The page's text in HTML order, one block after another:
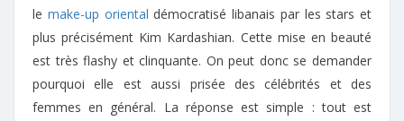
le make-up oriental démocratisé libanais par les stars et
plus précisément Kim Kardashian. Cette mise en beauté
est très flashy et clinquante. On peut donc se demander
pourquoi elle est aussi prisée des célébrités et des
femmes en général. La réponse est simple : tout est